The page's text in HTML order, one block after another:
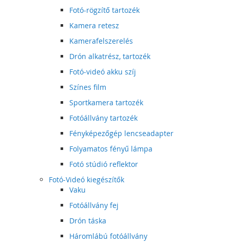
Fotó-rögzítő tartozék
Kamera retesz
Kamerafelszerelés
Drón alkatrész, tartozék
Fotó-videó akku szíj
Színes film
Sportkamera tartozék
Fotóállvány tartozék
Fényképezőgép lencseadapter
Folyamatos fényű lámpa
Fotó stúdió reflektor
Fotó-Videó kiegészítők
Vaku
Fotóállvány fej
Drón táska
Háromlábú fotóállvány